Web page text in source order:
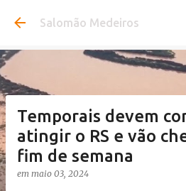
Pular para o
Salomão Medeiros
Temporais devem
atingir o RS e vão
fim de semana
em maio 03, 2024